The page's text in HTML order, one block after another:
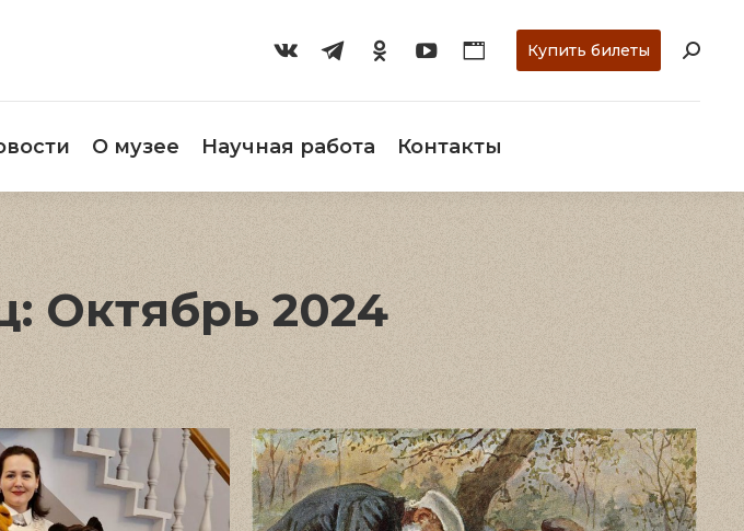
Купить билеты
О музее Научная работа Контакты
Октябрь 2024
О музее Научная работа Контакты